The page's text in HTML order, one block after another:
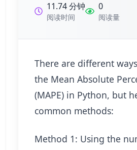
11.74 分钟
阅读时间
0
阅读量
There are different
the Mean Absolute
(MAPE) in Python, but
common methods:
Method 1: Using the